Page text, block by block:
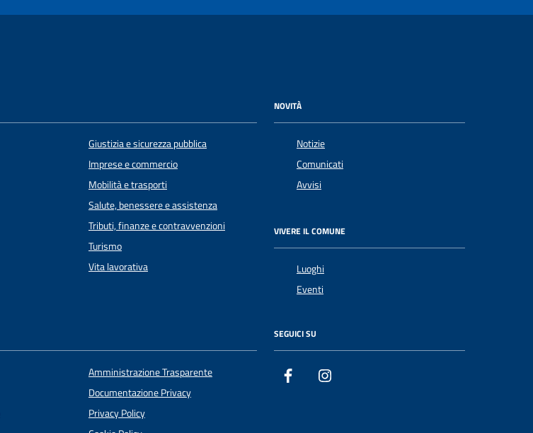
Giustizia e sicurezza pubblica
Imprese e commercio
Mobilità e trasporti
Salute, benessere e assistenza
Tributi, finanze e contravvenzioni
Turismo
Vita lavorativa
NOVITÀ
Notizie
Comunicati
Avvisi
VIVERE IL COMUNE
Luoghi
Eventi
Amministrazione Trasparente
Documentazione Privacy
Privacy Policy
SEGUICI SU
Facebook